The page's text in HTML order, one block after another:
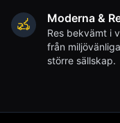
Moderna &
Res bekvämt i
från
större sällskap.